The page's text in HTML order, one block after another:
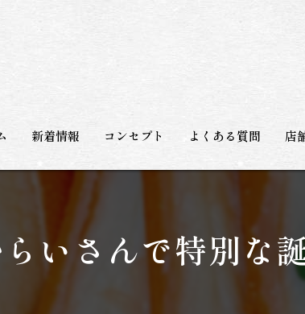
新着情報 コンセプト よくある質問 店
いさんで特別な